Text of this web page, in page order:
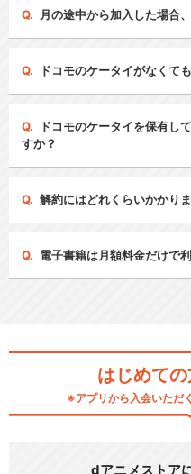
月の途中から加入した場合
ドコモのケータイがなくて
ドコモのケータイを保有し
すか？
解約にはどれくらいかかり
電子書籍は月額料金だけで
はじめて
※アプリから入会いただ
dアニメストア